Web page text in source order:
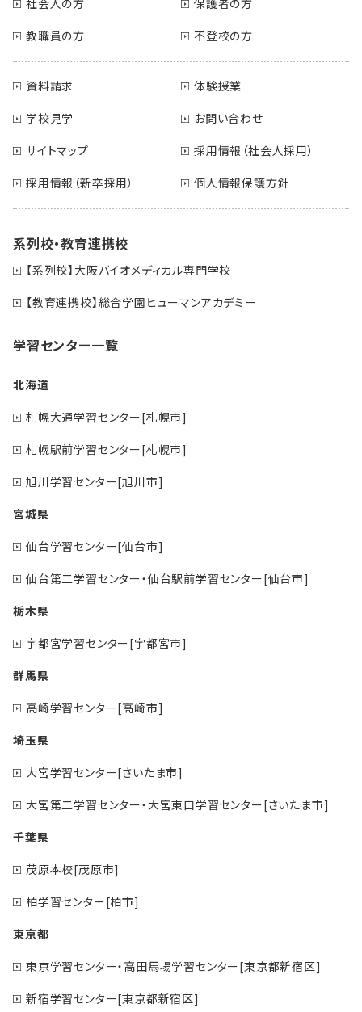
社会人の方
保護者の方
教職員の方
不登校の方
資料請求
体験授業
学校見学
お問い合わせ
サイトマップ
採用情報（社会人採用）
採用情報（新卒採用）
個人情報保護方針
系列校・教育連携校
【系列校】大阪バイオメディカル専門学校
【教育連携校】総合学園ヒューマンアカデミー
学習センター一覧
北海道
札幌大通学習センター[札幌市]
札幌駅前学習センター[札幌市]
旭川学習センター[旭川市]
宮城県
仙台学習センター[仙台市]
仙台第二学習センター・仙台駅前学習センター[仙台市]
栃木県
宇都宮学習センター[宇都宮市]
群馬県
高崎学習センター[高崎市]
埼玉県
大宮学習センター[さいたま市]
大宮第二学習センター・大宮東口学習センター[さいたま市]
千葉県
茂原本校[茂原市]
柏学習センター[柏市]
東京都
東京学習センター・高田馬場学習センター[東京都新宿区]
新宿学習センター[東京都新宿区]